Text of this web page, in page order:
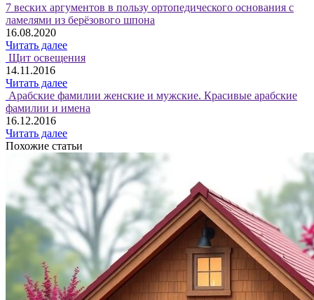
7 веских аргументов в пользу ортопедического основания с
ламелями из берёзового шпона
16.08.2020
Читать далее
Щит освещения
14.11.2016
Читать далее
Арабские фамилии женские и мужские. Красивые арабские
фамилии и имена
16.12.2016
Читать далее
Похожие статьи